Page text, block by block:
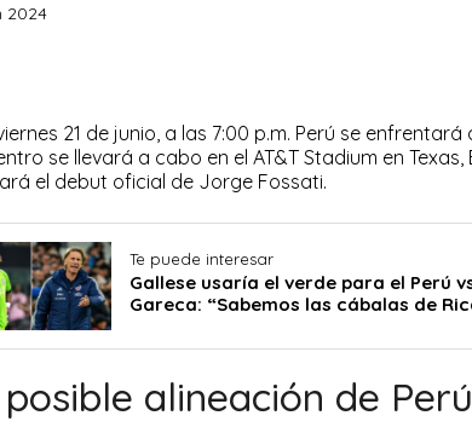
2024
21 de junio, a las 7:00 p.m. Perú se enfrentará
se llevará a cabo en el AT&T Stadium en
el debut oficial de Jorge Fossati.
Te puede interesar
Gallese usaría el verde para el Perú
Gareca: “Sabemos las cábalas de
posible alineación de Perú